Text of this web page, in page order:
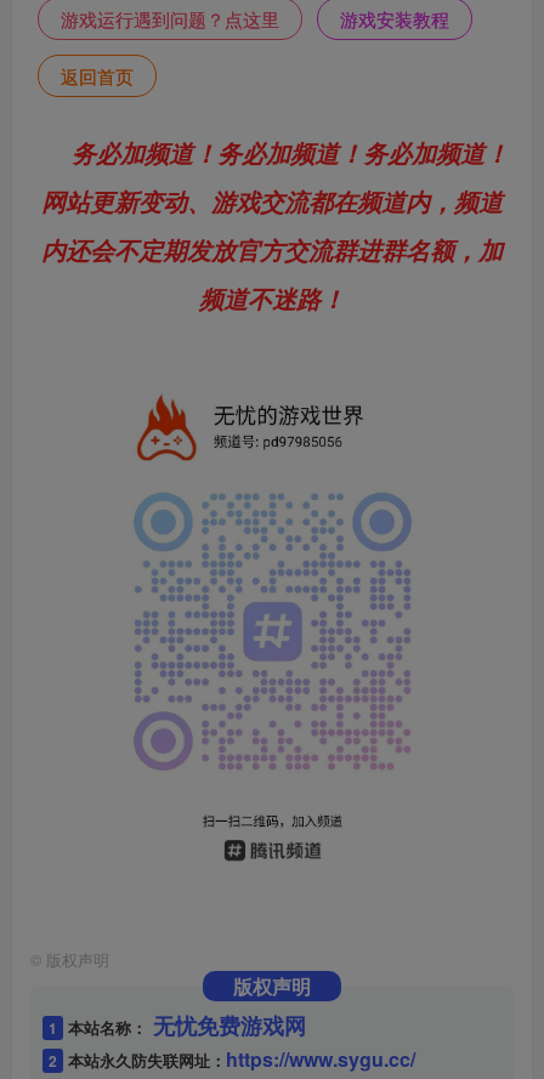
游戏运行遇到问题？点这里 游戏安装教程
返回首页
务必加频道！务必加频道！务必加频道！
网站更新变动、游戏交流都在频道内，频道
内还会不定期发放官方交流群进群名额，加
频道不迷路！
© 版权声明
版权声明
1 本站名称： 无忧免费游戏网
2 本站永久防失联网址： https://www.sygu.cc/